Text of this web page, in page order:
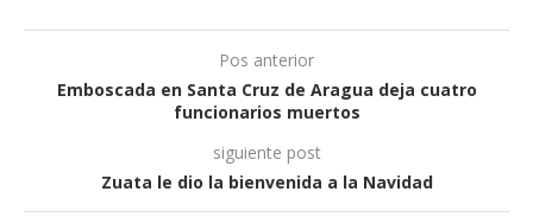
Pos anterior
Emboscada en Santa Cruz de Aragua deja cuatro
funcionarios muertos
siguiente post
Zuata le dio la bienvenida a la Navidad